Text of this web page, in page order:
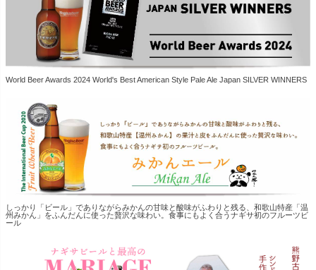
World Beer Awards 2024 World's Best American Style Pale Ale Japan SILVER WINNERS
しっかり「ビール」でありながらみかんの甘味と酸味がふわりと残る、和歌山特産「温
州みかん」をふんだんに使った贅沢な味わい。食事にもよく合うナギサ初のフルーツビ
ール